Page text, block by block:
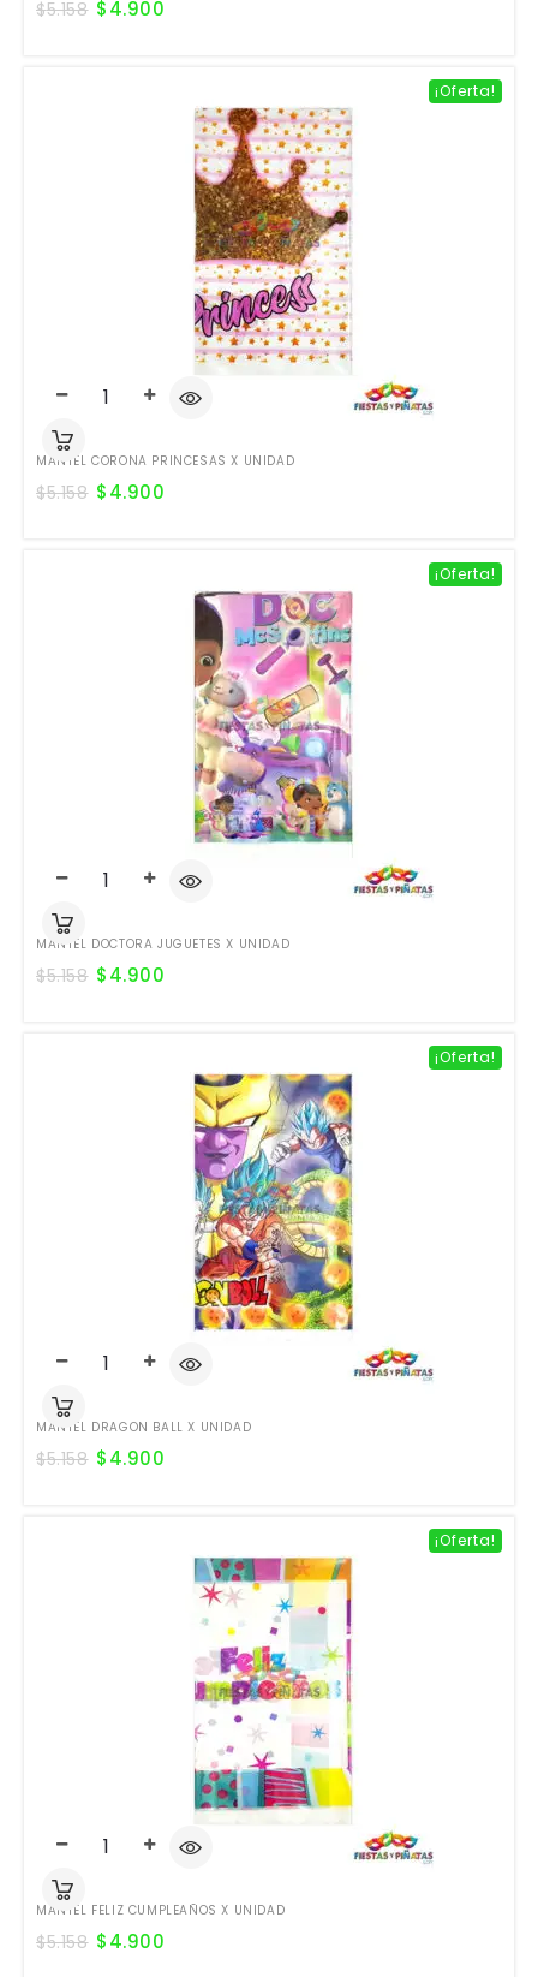
$5.158 $4.900
¡Oferta!
MANTEL CORONA PRINCESAS X UNIDAD
$5.158 $4.900
¡Oferta!
MANTEL DOCTORA JUGUETES X UNIDAD
$5.158 $4.900
¡Oferta!
MANTEL DRAGON BALL X UNIDAD
$5.158 $4.900
¡Oferta!
MANTEL FELIZ CUMPLEAÑOS X UNIDAD
$5.158 $4.900